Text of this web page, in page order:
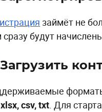
займёт не
сразу будут
Загрузить
csv, txt. Для